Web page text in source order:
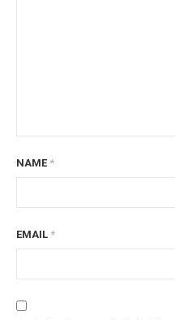
NAME *
EMAIL *